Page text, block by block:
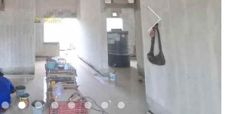
pada kotak-